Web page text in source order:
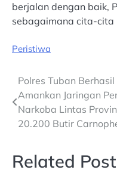
berjalan dengan baik,
sebagaimana cita-cita
Peristiwa
Post
navigation
Polres Tuban Berhasil
Amankan Jaringan
Narkoba Lintas
20.200 Butir
Related